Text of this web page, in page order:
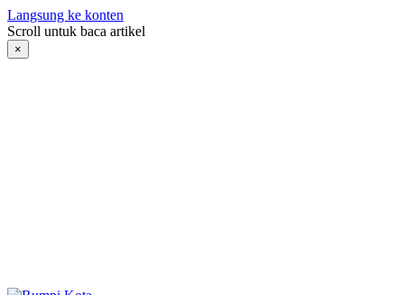
Langsung ke konten
Scroll untuk baca artikel
×